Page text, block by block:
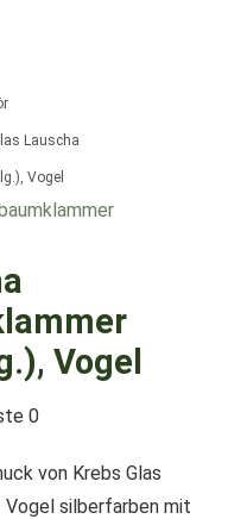
Lauscha
Vogel
Vogel
0
von Krebs Glas
silberfarben mit